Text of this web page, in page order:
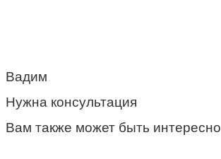
Вадим
Нужна консультация
Вам также может быть интересно